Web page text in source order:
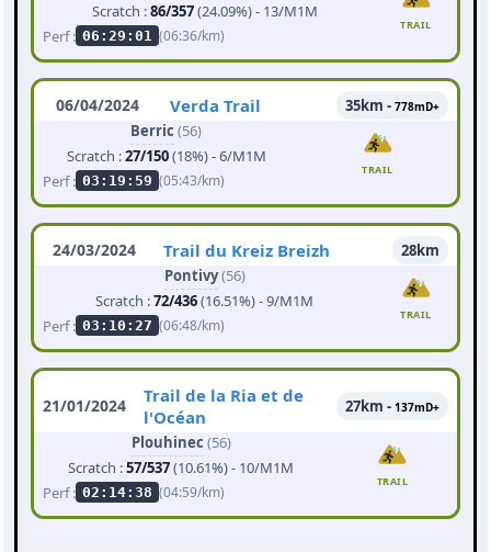
Scratch :86/357(24.09%) - 13/M1M
Perf : 06:29:01 (06:36/km)
TRAIL
06/04/2024 Verda Trail 35km - 778mD+
Berric (56)
Scratch :27/150(18%) - 6/M1M
Perf : 03:19:59 (05:43/km)
TRAIL
24/03/2024 Trail du Kreiz Breizh
28km
Pontivy(56)
Scratch :72/436(16.51%) - 9/M1M
Perf : 03:10:27 (06:48/km)
TRAIL
21/01/2024
Trail de la Ria et de
l'Océan
27km - 137mD+
Plouhinec (56)
Scratch :57/537(10.61%) - 10/M1M
Perf : 02:14:38 (04:59/km)
TRAIL